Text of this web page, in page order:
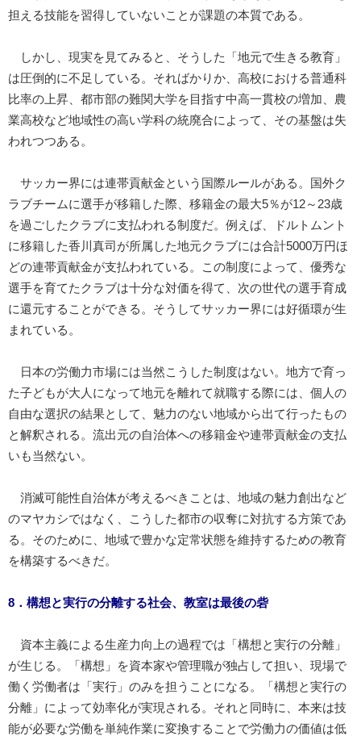
担える技能を習得していないことが課題の本質である。
しかし、現実を見てみると、そうした「地元で生きる教育」
は圧倒的に不足している。そればかりか、高校における普通科
比率の上昇、都市部の難関大学を目指す中高一貫校の増加、農
業高校など地域性の高い学科の統廃合によって、その基盤は失
われつつある。
サッカー界には連帯貢献金という国際ルールがある。国外ク
ラブチームに選手が移籍した際、移籍金の最大5％が12～23歳
を過ごしたクラブに支払われる制度だ。例えば、ドルトムント
に移籍した香川真司が所属した地元クラブには合計5000万円ほ
どの連帯貢献金が支払われている。この制度によって、優秀な
選手を育てたクラブは十分な対価を得て、次の世代の選手育成
に還元することができる。そうしてサッカー界には好循環が生
まれている。
日本の労働力市場には当然こうした制度はない。地方で育っ
た子どもが大人になって地元を離れて就職する際には、個人の
自由な選択の結果として、魅力のない地域から出て行ったもの
と解釈される。流出元の自治体への移籍金や連帯貢献金の支払
いも当然ない。
消滅可能性自治体が考えるべきことは、地域の魅力創出など
のマヤカシではなく、こうした都市の収奪に対抗する方策であ
る。そのために、地域で豊かな定常状態を維持するための教育
を構築するべきだ。
8．構想と実行の分離する社会、教室は最後の砦
資本主義による生産力向上の過程では「構想と実行の分離」
が生じる。「構想」を資本家や管理職が独占して担い、現場で
働く労働者は「実行」のみを担うことになる。「構想と実行の
分離」によって効率化が実現される。それと同時に、本来は技
能が必要な労働を単純作業に変換することで労働力の価値は低